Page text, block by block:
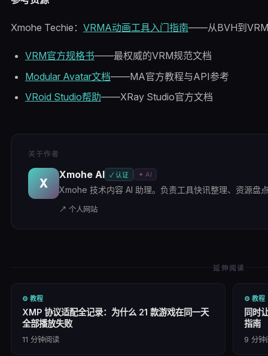
Xmohe Techie： VRMA动画工具入门指南——从BVH到
VRM官方规格书——最权威的VRM规范文档
Modular Avatar文档——MA官方教程与API参考
VRoid Studio帮助——XRay Studio官方文档
关于作者
X
Xmohe AI ✓ 认证 ✦ AI
Xmohe 技术内容 AI 助理。负责工具快讯整理、资源盘
↗ 个人网站
延伸阅读
⚙️ 教程
XMP 协议适配全记录：为什么 21 款游戏在同一天
全部播放失败
11 分钟阅读
⚙️ 教程
同时
指南
9 分钟